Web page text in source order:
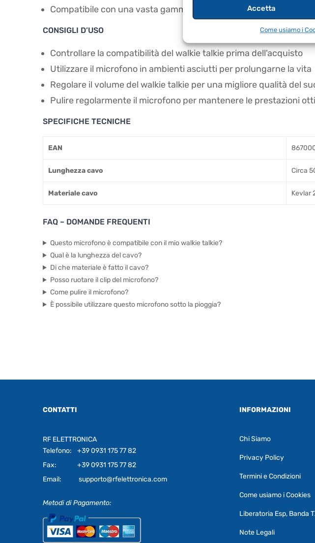
Accetta
Come usiamo i
Compatibile con una vasta gamma di walkie talkie Kenwood e altri
CONSIGLI D’USO
Controllare la compatibilità del walkie talkie prima dell'acquisto
Utilizzare il microfono in ambienti asciutti per prolungarne la vita
Regolare il volume del walkie talkie per una migliore qualità del
Pulire regolarmente il microfono per mantenere le prestazioni
SPECIFICHE TECNICHE
EAN
Lunghezza cavo Circa
Materiale cavo Kevlar
FAQ – DOMANDE FREQUENTI
Questo microfono è compatibile con il mio walkie talkie?
Qual è la lunghezza del cavo?
Di che materiale è fatto il cavo?
Posso ruotare il clip del microfono?
Come pulire il microfono?
È possibile utilizzare questo microfono sotto la pioggia?
CONTATTI
RF ELETTRONICA
Telefono:
+39 0931 175 77 82
Fax:
+39 0931 175 77 82
Email:
supporto@rfelettronica.com
Metodi di Pagamento:
INFORMAZIONI
Chi Siamo
Privacy Policy
Termini e Condizioni
Come usiamo i Cookies
Liberatoria Esp, Banda
Note Legali